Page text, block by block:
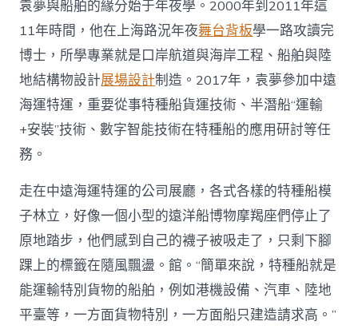
袁夢與船舶的緣分始于年夜學。2000年到2011年這
11年時間，他在上海路況年夜舞台背板學一路攻讀完
博士，所學專業就是口岸航道與海岸工程、船舶與陸
地結構物設計展場設計制造。2017年，袁夢參加中遠
海運特運，重要從事特種船貨運技術、半潛船“運輸
+安裝”技術、數字智能技術在特種船的應用研討等任
務。
走在中遠海運特運的公司展廳，各式各樣的特種船模
子林立，好像一個小型的遠洋船博物摩羯座們停止了
原地踏步，他們感到自己的襪子被吸走了，只剩下腳
踝上的標籤在隨風飄盪。館。“簡單來說，特種船就是
能運輸特別貨物的船舶，例如港機設備、汽車、陸地
平臺等，一方面貨物特別，一方面船只建造請求高。”